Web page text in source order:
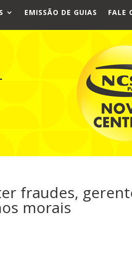
EMISSÃO DE GUIAS FALE
fraudes,
morais